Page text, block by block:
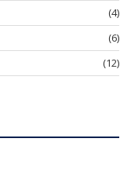
(4)
(6)
(12)